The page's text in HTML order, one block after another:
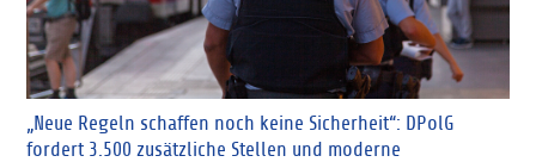
„Neue Regeln schaffen noch keine Sicherheit“: DPolG
fordert 3.500 zusätzliche Stellen und moderne